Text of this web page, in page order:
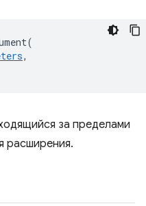
(
,
за пределами
расширения.